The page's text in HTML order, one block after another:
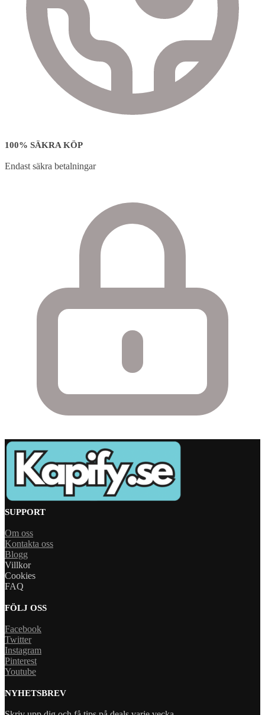
100% SÄKRA KÖP
Endast säkra betalningar
SUPPORT
Om oss
Kontakta oss
Blogg
Villkor
Cookies
FAQ
FÖLJ OSS
Facebook
Twitter
Instagram
Pinterest
Youtube
NYHETSBREV